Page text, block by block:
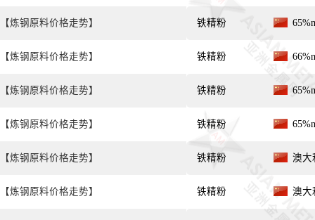
【炼钢原料价格走势】
【炼钢原料价格走势】
【炼钢原料价格走势】
【炼钢原料价格走势】
【炼钢原料价格走势】
【炼钢原料价格走势】
铁精粉
铁精粉
铁精粉
铁精粉
铁精粉 澳大
铁精粉 澳大